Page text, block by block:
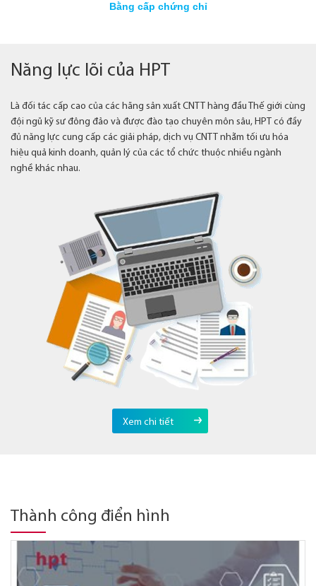
Bằng cấp chứng chỉ
Năng lực lõi của HPT
Là đối tác cấp cao của các hãng sản xuất CNTT hàng đầu Thế giới cùng
đội ngũ kỹ sư đông đảo và được đào tạo chuyên môn sâu, HPT có đầy
đủ năng lực cung cấp các giải pháp, dịch vụ CNTT nhằm tối ưu hóa
hiệu quả kinh doanh, quản lý của các tổ chức thuộc nhiều ngành
nghề khác nhau.
Xem chi tiết
Thành công điển hình